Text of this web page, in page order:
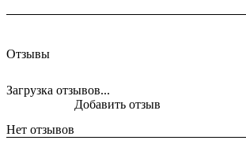
Отзывы
Загрузка отзывов...
Нет отзывов
Добавить отзыв